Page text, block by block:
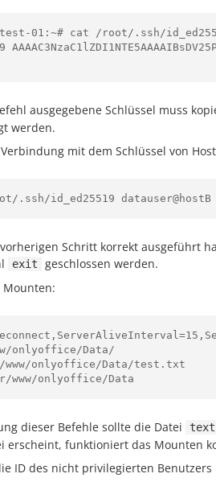
01:~# cat /root/.ssh/
ausgegebene Schlüssel muss
werden.
mit dem Schlüssel von
.ssh/id_ed25519 datauser@hostB
Schritt korrekt ausgeführt
exit
geschlossen werden.
Mounten:
onlyoffice/Data/
www/onlyoffice/Data/test.txt
dieser Befehle sollte die Datei
erscheint, funktioniert das Mounten
ID des nicht privilegierten